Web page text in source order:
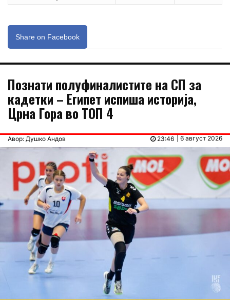
Share on Facebook
Познати полуфиналистите на СП за
кадетки – Египет испиша историја,
Црна Гора во ТОП 4
Авор: Душко Андов | 6 август 2026
23:46